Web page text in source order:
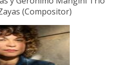
(Compositor)